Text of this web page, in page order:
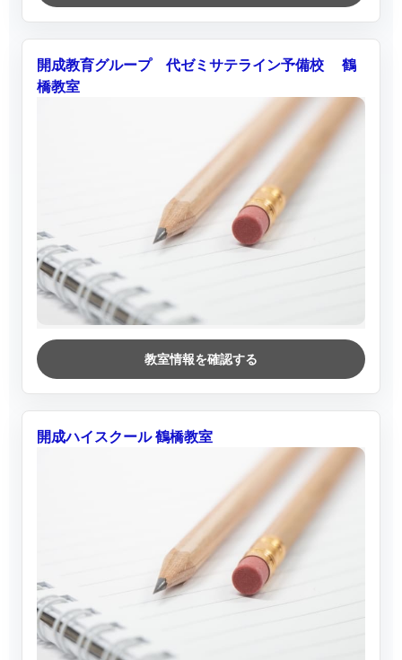
開成教育グループ 代ゼミサテライン予備校 鶴
橋教室
教室情報を確認する
開成ハイスクール 鶴橋教室